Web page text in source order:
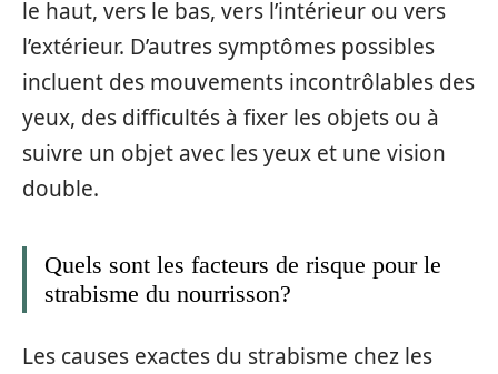
le haut, vers le bas, vers l’intérieur ou vers
l’extérieur. D’autres symptômes possibles
incluent des mouvements incontrôlables des
yeux, des difficultés à fixer les objets ou à
suivre un objet avec les yeux et une vision
double.
Quels sont les facteurs de risque pour le
strabisme du nourrisson?
Les causes exactes du strabisme chez les